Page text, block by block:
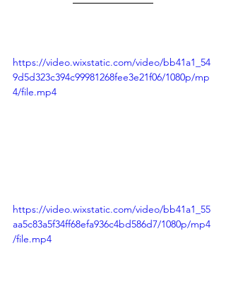
https://video.wixstatic.com/video/bb41a1_54
9d5d323c394c99981268fee3e21f06/1080p/mp
4/file.mp4
https://video.wixstatic.com/video/bb41a1_55
aa5c83a5f34ff68efa936c4bd586d7/1080p/mp4
/file.mp4